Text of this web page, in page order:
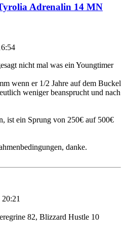
Adrenalin 14 MN
nicht mal was ein Youngtimer
wenn er 1/2 Jahre auf dem Buckel
weniger beansprucht und nach
ist ein Sprung von 250€ auf 500€
danke.
82, Blizzard Hustle 10